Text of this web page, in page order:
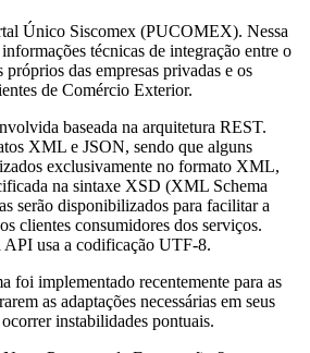
Único Siscomex (PUCOMEX). Nessa
técnicas de integração entre o
das empresas privadas e os
de Comércio Exterior.
baseada na arquitetura REST.
XML e JSON, sendo que alguns
exclusivamente no formato XML,
na sintaxe XSD (XML Schema
serão disponibilizados para facilitar a
clientes consumidores dos serviços.
API usa a codificação UTF-8.
foi implementado recentemente para as
as adaptações necessárias em seus
instabilidades pontuais.